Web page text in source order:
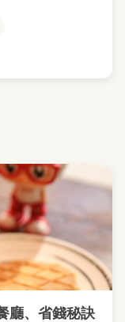
廳、省錢秘訣